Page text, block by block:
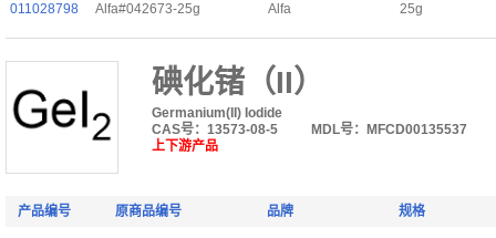
011028798 Alfa#042673-25g Alfa 25g
碘化锗（II）
Germanium(II) Iodide
CAS号：13573-08-5
MDL号：MFCD00135537
上下游产品
产品编号 原商品编号 品牌 规格